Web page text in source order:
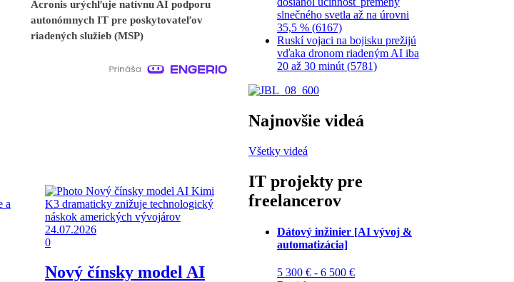
Acronis urýchľuje natívnu AI podporu
autonómnych IT pre poskytovateľov
riadených služieb (MSP)
24.07.2026
0
Nový čínsky model AI
slnečného svetla až na úrovni
35,5 % (6167)
Ruskí vojaci na bojisku prežijú
vďaka dronom riadeným AI iba
20 až 30 minút (5781)
Najnovšie videá
Všetky videá
IT projekty pre
freelancerov
Dátový inžinier [AI vývoj &
automatizácia]
5 300 € - 6 500 €